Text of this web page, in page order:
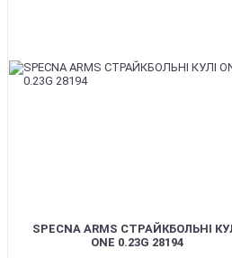
SPECNA ARMS СТРАЙКБОЛЬНІ
ONE 0.23G 28194